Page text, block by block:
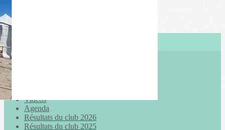
Exporter les lignes sélectionnées
Menu
<
>
Vidéos
Agenda
Résultats du club 2026
Résultats du club 2025